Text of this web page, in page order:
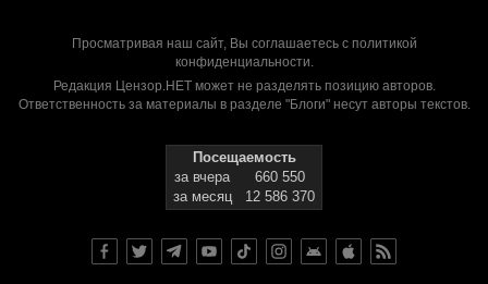
Просматривая наш сайт, Вы соглашаетесь с политикой
конфиденциальности.
Редакция Цензор.НЕТ может не разделять позицию авторов.
Ответственность за материалы в разделе "Блоги" несут авторы текстов.
Посещаемость
за вчера
660 550
за месяц
12 586 370